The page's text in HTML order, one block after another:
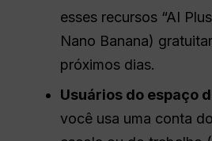
esses recursos “AI
Nano Banana)
próximos dias.
Usuários do espaço
você usa uma conta